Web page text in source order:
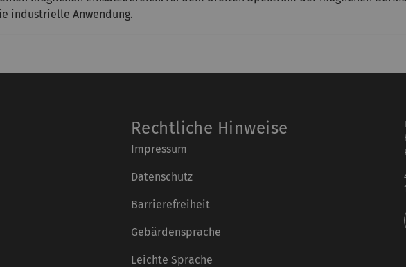
industrielle Anwendung.
Rechtliche Hinweise
Impressum
Datenschutz
Barrierefreiheit
Gebärdensprache
Leichte Sprache